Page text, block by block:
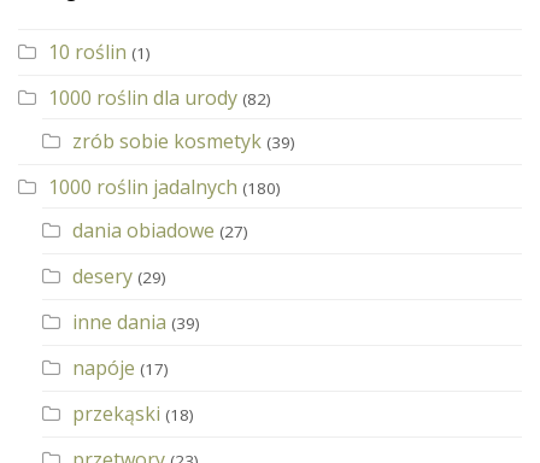
10 roślin (1)
1000 roślin dla urody (82)
zrób sobie kosmetyk (39)
1000 roślin jadalnych (180)
dania obiadowe (27)
desery (29)
inne dania (39)
napóje (17)
przekąski (18)